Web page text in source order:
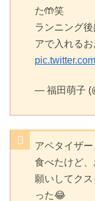
た🤲笑
ランニング
アで入れるお
— 福田萌子
アペタイザ
食べたけど
願いしてク
った😂